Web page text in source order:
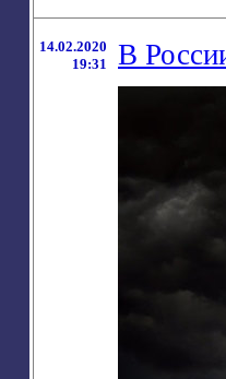
14.02.2020
19:31
В